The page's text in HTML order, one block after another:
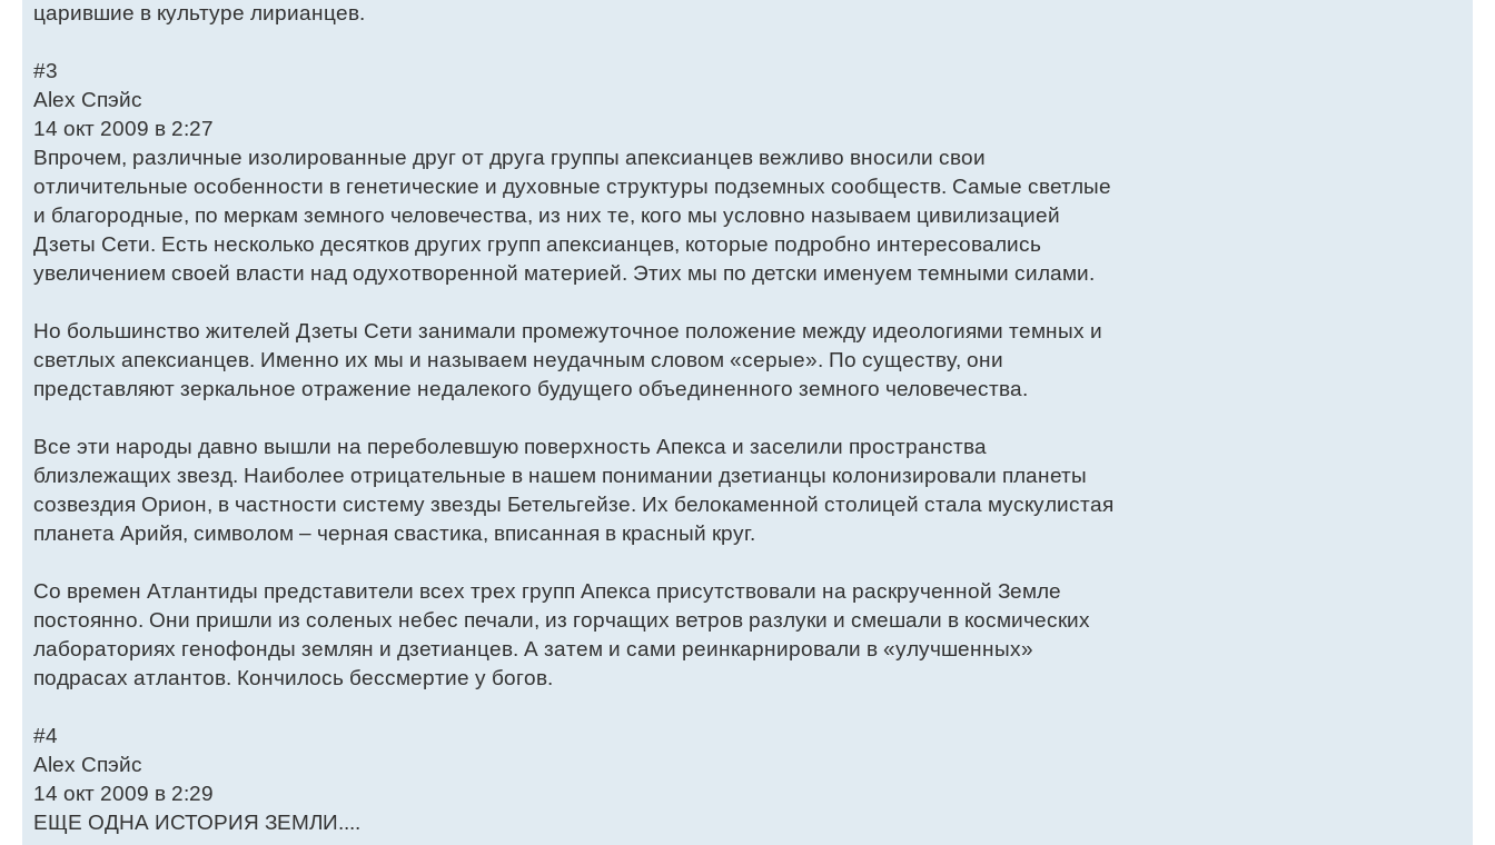
царившие в культуре лирианцев.
#3
Alex Спэйс
14 окт 2009 в 2:27
Впрочем, различные изолированные друг от друга группы апексианцев вежливо вносили свои
отличительные особенности в генетические и духовные структуры подземных сообществ. Самые светлые
и благородные, по меркам земного человечества, из них те, кого мы условно называем цивилизацией
Дзеты Сети. Есть несколько десятков других групп апексианцев, которые подробно интересовались
увеличением своей власти над одухотворенной материей. Этих мы по детски именуем темными силами.
Но большинство жителей Дзеты Сети занимали промежуточное положение между идеологиями темных и
светлых апексианцев. Именно их мы и называем неудачным словом «серые». По существу, они
представляют зеркальное отражение недалекого будущего объединенного земного человечества.
Все эти народы давно вышли на переболевшую поверхность Апекса и заселили пространства
близлежащих звезд. Наиболее отрицательные в нашем понимании дзетианцы колонизировали планеты
созвездия Орион, в частности систему звезды Бетельгейзе. Их белокаменной столицей стала мускулистая
планета Арийя, символом – черная свастика, вписанная в красный круг.
Со времен Атлантиды представители всех трех групп Апекса присутствовали на раскрученной Земле
постоянно. Они пришли из соленых небес печали, из горчащих ветров разлуки и смешали в космических
лабораториях генофонды землян и дзетианцев. А затем и сами реинкарнировали в «улучшенных»
подрасах атлантов. Кончилось бессмертие у богов.
#4
Alex Спэйс
14 окт 2009 в 2:29
ЕЩЕ ОДНА ИСТОРИЯ ЗЕМЛИ....